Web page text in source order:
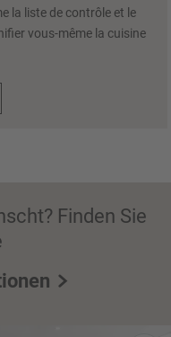
la liste de contrôle et le
vous-même la cuisine
Finden Sie